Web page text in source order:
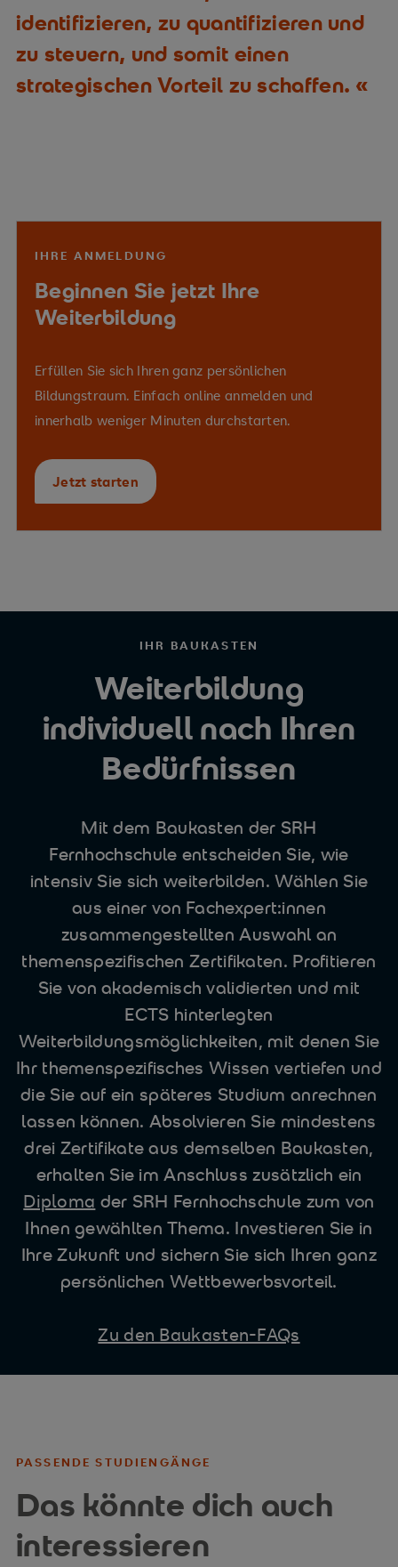
identifizieren, zu quantifizieren und
zu steuern, und somit einen
strategischen Vorteil zu schaffen.
IHRE ANMELDUNG
Beginnen Sie jetzt Ihre
Weiterbildung
Erfüllen Sie sich Ihren ganz persönlichen
Bildungstraum. Einfach online anmelden und
innerhalb weniger Minuten durchstarten.
Jetzt starten
IHR BAUKASTEN
Weiterbildung
individuell nach Ihren
Bedürfnissen
Mit dem Baukasten der SRH
Fernhochschule entscheiden Sie, wie
intensiv Sie sich weiterbilden. Wählen Sie
aus einer von Fachexpert:innen
zusammengestellten Auswahl an
themenspezifischen Zertifikaten. Profitieren
Sie von akademisch validierten und mit
ECTS hinterlegten
Weiterbildungsmöglichkeiten, mit denen Sie
Ihr themenspezifisches Wissen vertiefen und
die Sie auf ein späteres Studium anrechnen
lassen können. Absolvieren Sie mindestens
drei Zertifikate aus demselben Baukasten,
erhalten Sie im Anschluss zusätzlich ein
Diploma der SRH Fernhochschule zum von
Ihnen gewählten Thema. Investieren Sie in
Ihre Zukunft und sichern Sie sich Ihren ganz
persönlichen Wettbewerbsvorteil.
Zu den Baukasten-FAQs
PASSENDE STUDIENGÄNGE
Das könnte dich auch
interessieren